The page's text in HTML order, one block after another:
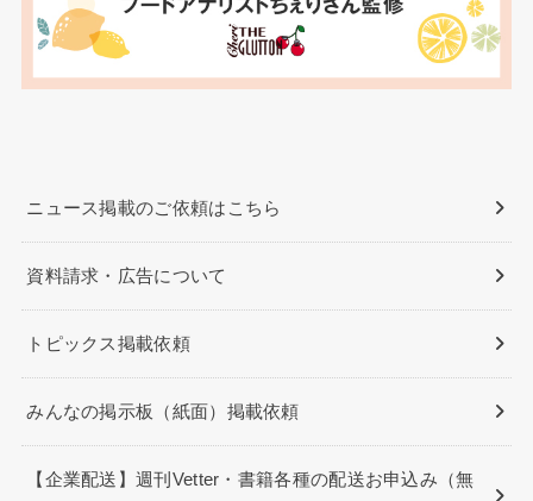
ニュース掲載のご依頼はこちら
資料請求・広告について
トピックス掲載依頼
みんなの掲示板（紙面）掲載依頼
【企業配送】週刊Vetter・書籍各種の配送お申込み（無